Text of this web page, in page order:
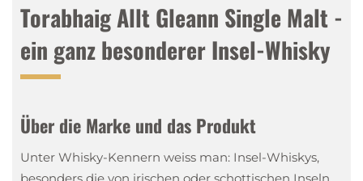
Torabhaig Allt Gleann Single Malt -
ein ganz besonderer Insel-Whisky
Über die Marke und das Produkt
Unter Whisky-Kennern weiss man: Insel-Whiskys,